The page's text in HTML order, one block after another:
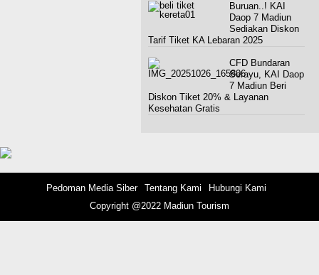
Buruan..! KAI
Daop 7 Madiun
Sediakan Diskon
Tarif Tiket KA Lebaran 2025
CFD Bundaran
Serayu, KAI Daop
7 Madiun Beri
Diskon Tiket 20% & Layanan
Kesehatan Gratis
Pedoman Media Siber Tentang Kami
Hubungi Kami
Copyright @2022 Madiun Tourism